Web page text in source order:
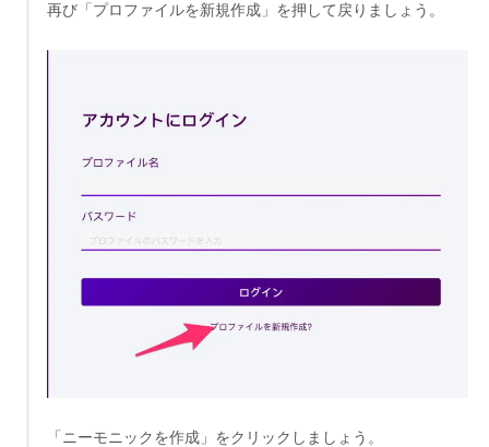
再び「プロファイルを新規作成」を押して戻りましょう。
「ニーモニックを作成」をクリックしましょう。